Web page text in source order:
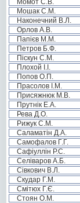
Момот С.В.
Мошак С.М.
Наконечний В.Л.
Орлов А.В.
Папієв М.М.
Петров Б.Ф.
Піскун С.М.
Плохой І.І.
Попов О.П.
Прасолов І.М.
Присяжнюк М.В.
Прутнік Е.А.
Рева Д.О.
Рижук С.М.
Саламатін Д.А.
Самофалов Г.Г.
Сафіуллін Р.С.
Селіваров А.Б.
Сівкович В.Л.
Скудар Г.М.
Смітюх Г.Є.
Стоян О.М.